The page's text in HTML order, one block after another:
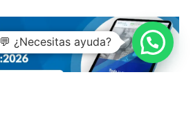
💬 ¿Necesitas ayuda?